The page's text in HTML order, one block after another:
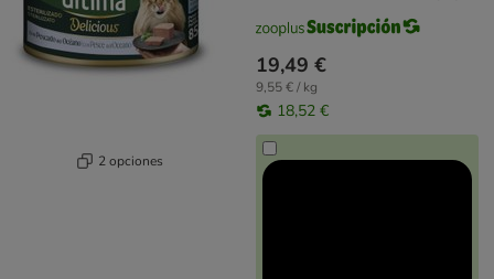
2 opciones
19,49 €
9,55 € / kg
18,52 €